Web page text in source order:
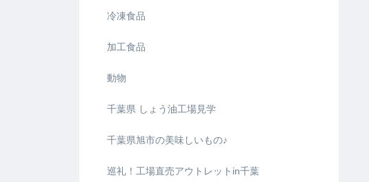
冷凍食品
加工食品
動物
千葉県 しょう油工場見学
千葉県旭市の美味しいもの♪
巡礼！工場直売アウトレットin千葉